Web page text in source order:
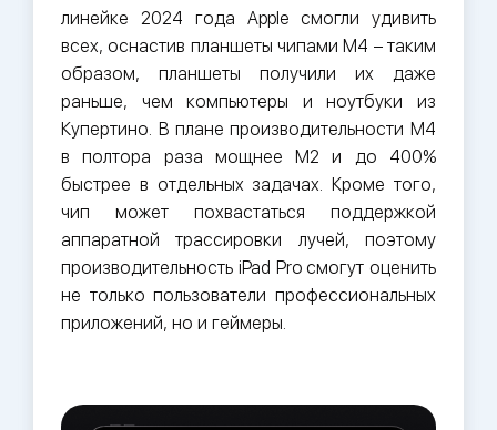
линейке 2024 года Apple смогли удивить
всех, оснастив планшеты чипами M4 – таким
образом, планшеты получили их даже
раньше, чем компьютеры и ноутбуки из
Купертино. В плане производительности M4
в полтора раза мощнее M2 и до 400%
быстрее в отдельных задачах. Кроме того,
чип может похвастаться поддержкой
аппаратной трассировки лучей, поэтому
производительность iPad Pro смогут оценить
не только пользователи профессиональных
приложений, но и геймеры.